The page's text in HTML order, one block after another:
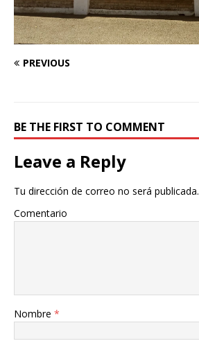
PREVIOUS
BE THE FIRST TO COMMENT
Leave a Reply
Tu dirección de correo no será publicada.
Comentario
Nombre *